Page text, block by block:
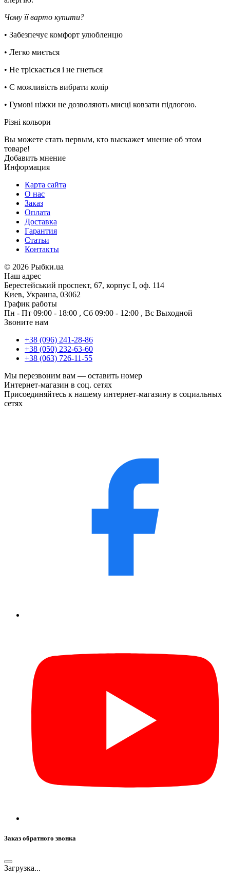
Чому її варто купити?
• Забезпечує комфорт улюбленцю
• Легко миється
• Не тріскається і не гнеться
• Є можливість вибрати колір
• Гумові ніжки не дозволяють мисці ковзати підлогою.
Рiзнi кольори
Вы можете стать первым, кто выскажет мнение об этом
товаре!
Добавить мнение
Информация
Карта сайта
О нас
Заказ
Оплата
Доставка
Гарантия
Статьи
Контакты
© 2026 Рыбки.ua
Наш адрес
Берестейський проспект, 67, корпус I, оф. 114
Киев, Украина, 03062
График работы
Пн - Пт 09:00 - 18:00 , Сб 09:00 - 12:00 , Вс Выходной
Звоните нам
+38 (096) 241-28-86
+38 (050) 232-63-60
+38 (063) 726-11-55
Мы перезвоним вам — оставить номер
Интернет-магазин в соц. сетях
Присоединяйтесь к нашему интернет-магазину в социальных
сетях
Заказ обратного звонка
Загрузка...